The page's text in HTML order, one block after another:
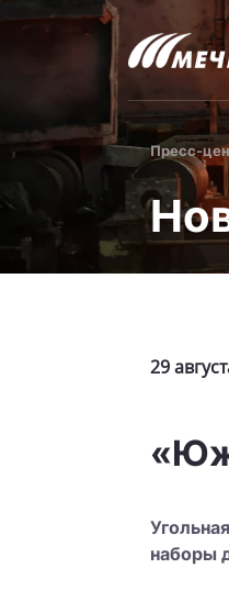
Пресс-
29
наборы